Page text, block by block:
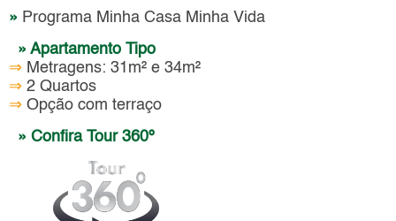
» Programa Minha Casa Minha Vida
» Apartamento Tipo
⇒ Metragens: 31m² e 34m²
⇒ 2 Quartos
⇒ Opção com terraço
» Confira Tour 360º